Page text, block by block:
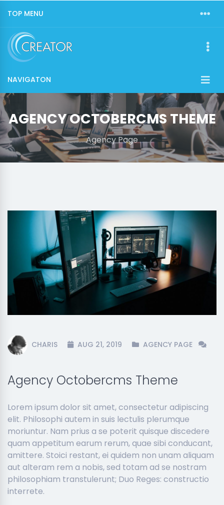
TOP MENU
NAVIGATON
AGENCY OCTOBERCMS THEME
Agency Page
CHARIS AUG 21, 2019 AGENCY PAGE
Agency Octobercms Theme
Lorem ipsum dolor sit amet, consectetur adipiscing
elit. Philosophi autem in suis lectulis plerumque
moriuntur. Nam prius a se poterit quisque discedere
quam appetitum earum rerum, quae sibi conducant,
amittere. Stoici restant, ei quidem non unam aliquam
aut alteram rem a nobis, sed totam ad se nostram
philosophiam transtulerunt; Duo Reges: constructio
interrete.